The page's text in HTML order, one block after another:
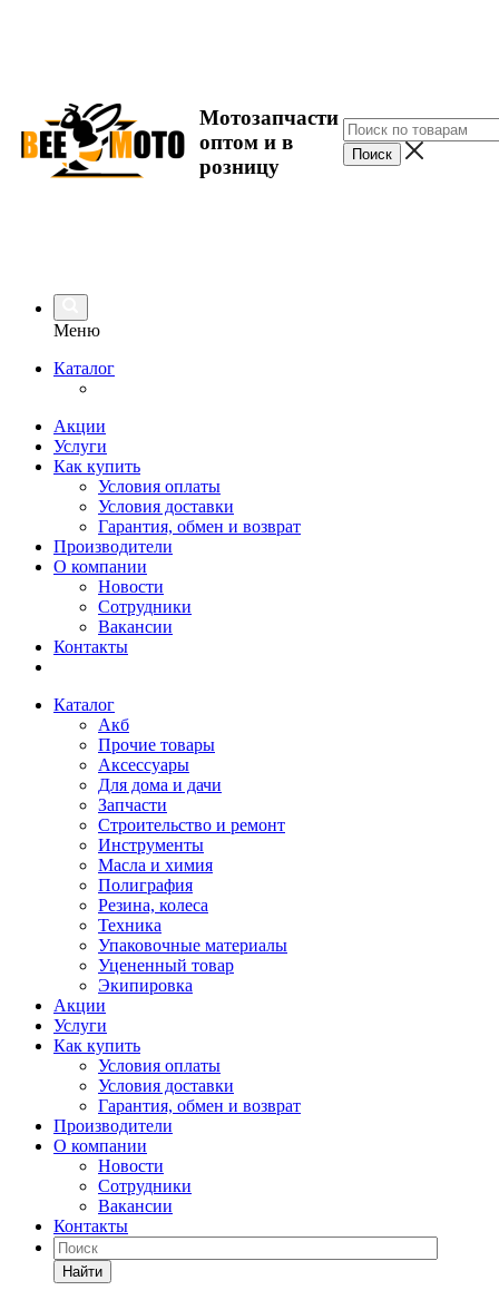
Мотозапчасти
оптом и в
розницу
Меню
Каталог
Акции
Услуги
Как купить
Условия оплаты
Условия доставки
Гарантия, обмен и возврат
Производители
О компании
Новости
Сотрудники
Вакансии
Контакты
Каталог
Акб
Прочие товары
Аксессуары
Для дома и дачи
Запчасти
Строительство и ремонт
Инструменты
Масла и химия
Полиграфия
Резина, колеса
Техника
Упаковочные материалы
Уцененный товар
Экипировка
Акции
Услуги
Как купить
Условия оплаты
Условия доставки
Гарантия, обмен и возврат
Производители
О компании
Новости
Сотрудники
Вакансии
Контакты
Найти